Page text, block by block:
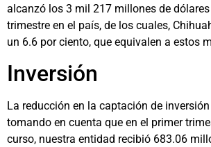
alcanzó los 3 mil 217 millones de dólares
trimestre en el país, de los cuales,
un 6.6 por ciento, que equivalen a estos
Inversión
La reducción en la captación de
tomando en cuenta que en el primer
curso, nuestra entidad recibió 683.06